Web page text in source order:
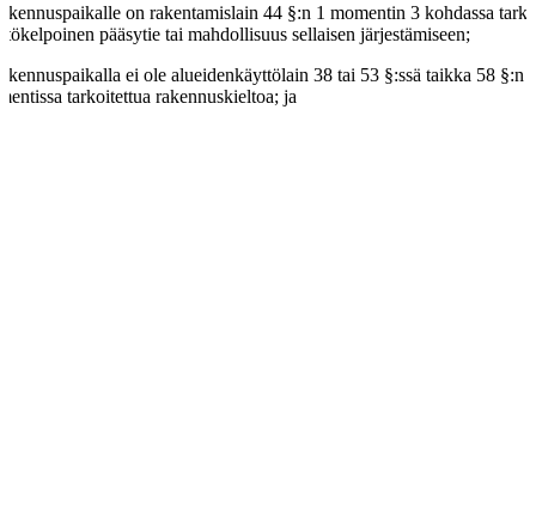
on rakentamislain 44 §:n 1 momentin 3 kohdassa
pääsytie tai mahdollisuus sellaisen järjestämiseen;
ei ole alueidenkäyttölain 38 tai 53 §:ssä taikka 58 §:n
tarkoitettua rakennuskieltoa; ja